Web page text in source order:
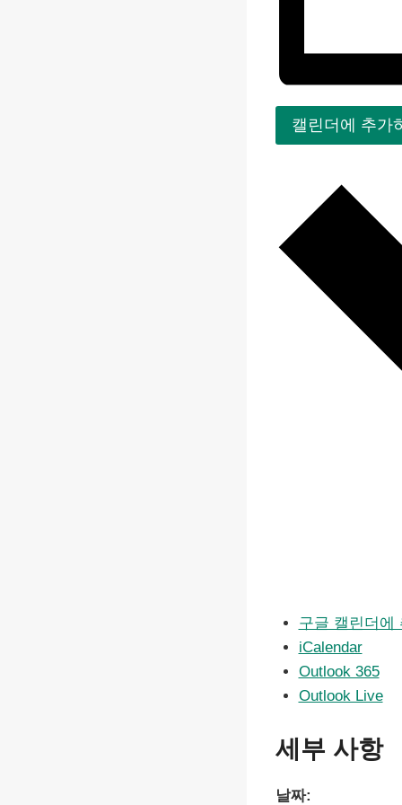
캘린더에 추가
구글 캘린더에
iCalendar
Outlook 365
Outlook Live
세부 사항
날짜: